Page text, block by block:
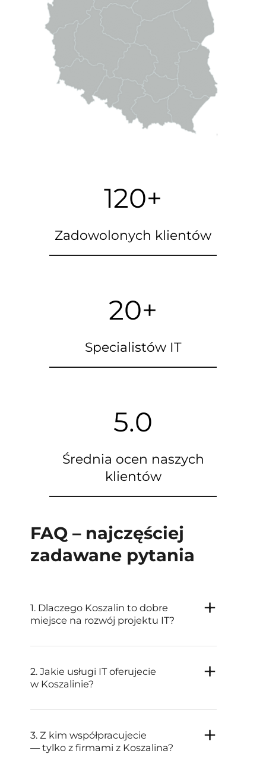
120+
Zadowolonych klientów
20+
Specialistów IT
5.0
Średnia ocen naszych
klientów
FAQ – najczęściej
zadawane pytania
1. Dlaczego Koszalin to dobre
miejsce na rozwój projektu IT?
2. Jakie usługi IT oferujecie
w Koszalinie?
3. Z kim współpracujecie
— tylko z firmami z Koszalina?